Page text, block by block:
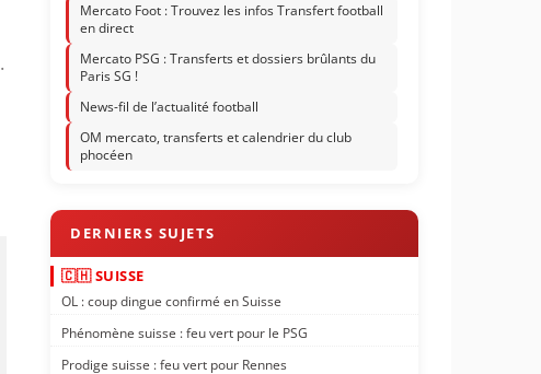
.
Mercato Foot : Trouvez les infos Transfert football
en direct
Mercato PSG : Transferts et dossiers brûlants du
Paris SG !
News-fil de l’actualité football
OM mercato, transferts et calendrier du club
phocéen
🇨🇭 SUISSE
OL : coup dingue confirmé en Suisse
Phénomène suisse : feu vert pour le PSG
Prodige suisse : feu vert pour Rennes